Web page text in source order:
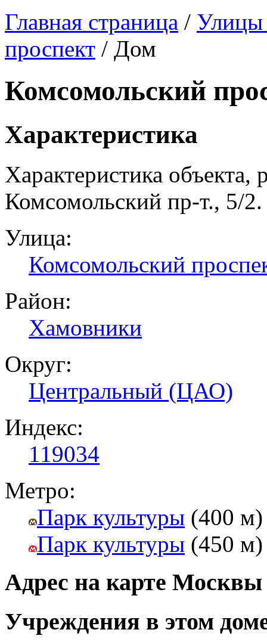
Главная страница /
проспект / Дом
Комсомольский
Характеристика
Характеристика объекта,
Комсомольский пр-т., 5/2.
Улица:
Комсомольский
Район:
Хамовники
Округ:
Центральный (ЦАО)
Индекс:
119034
Метро:
Парк культуры (400 м)
Парк культуры (450 м)
Адрес на карте Москвы
Учреждения в этом